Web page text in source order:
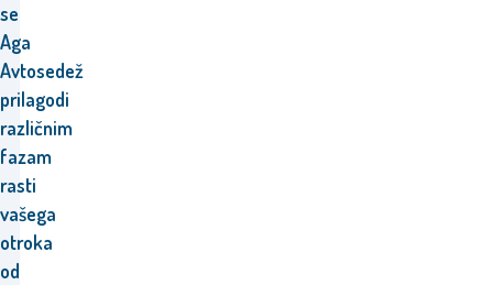
se
Aga
Avtosedež
prilagodi
različnim
fazam
rasti
vašega
otroka
od